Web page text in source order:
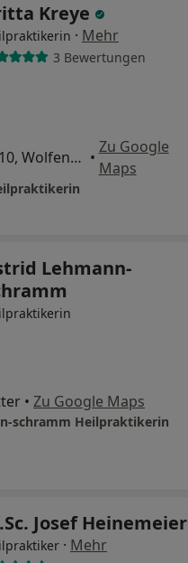
Kreye
· Mehr
3 Bewertungen
Kleiner Zimmerhof 10, Wolfenbüttel •
Zu Google
Maps
Lehmann-
• Zu Google Maps
schramm Heilpraktikerin
Josef Heinemeier
· Mehr